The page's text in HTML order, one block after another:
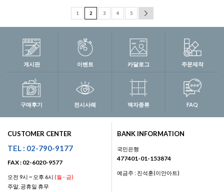
1 2 3 4 5
게시판 이벤트 카달로그 주문제작
구매후기 전시사례 액자종류 FAQ
CUSTOMER CENTER
TEL : 02-790-9177
FAX : 02-6020-9577
오전 9시 ~ 오후 6시 (월 - 금)
주말, 공휴일 휴무
BANK INFORMATION
국민은행
477401-01-153874
예금주 : 진석훈(이안아트)